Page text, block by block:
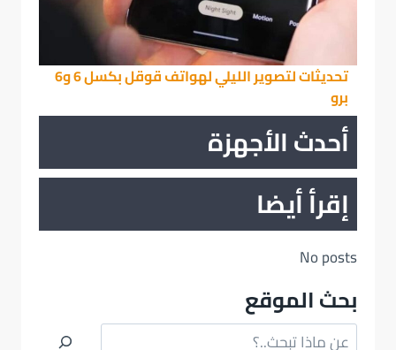
تحديثات لتصوير الليلي لهواتف قوقل بكسل 6 و6
برو
أحدث الأجهزة
إقرأ أيضا
No posts
بحث الموقع
البحث